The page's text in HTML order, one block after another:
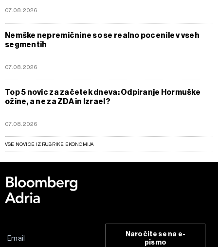
07.08.2026
Nemške nepremičnine so se realno pocenile v vseh
segmentih
07.08.2026
Top 5 novic za začetek dneva: Odpiranje Hormuške
ožine, a ne za ZDA in Izrael?
07.08.2026
VSE NOVICE IZ RUBRIKE EKONOMIJA
Naročite se na e-
pismo